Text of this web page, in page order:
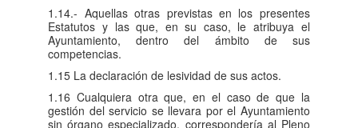
1.14.- Aquellas otras previstas en los presentes
Estatutos y las que, en su caso, le atribuya el
Ayuntamiento, dentro del ámbito de sus
competencias.
1.15 La declaración de lesividad de sus actos.
1.16 Cualquiera otra que, en el caso de que la
gestión del servicio se llevara por el Ayuntamiento
sin órgano especializado, correspondería al Pleno